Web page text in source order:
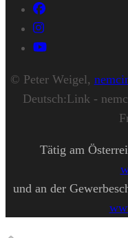
© Peter Weigel,
Deutsch:Link -
Tätig am
und an der